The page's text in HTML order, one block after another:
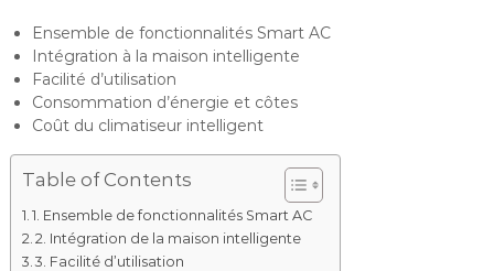
Ensemble de fonctionnalités Smart AC
Intégration à la maison intelligente
Facilité d’utilisation
Consommation d’énergie et côtes
Coût du climatiseur intelligent
Table of Contents
1. Ensemble de fonctionnalités Smart AC
2. Intégration de la maison intelligente
3. Facilité d’utilisation